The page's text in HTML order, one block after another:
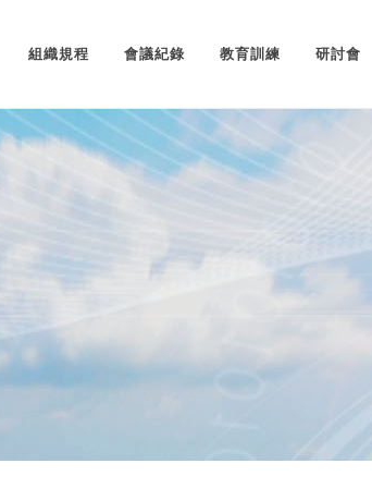
組織規程 會議紀錄 教育訓練 研討會